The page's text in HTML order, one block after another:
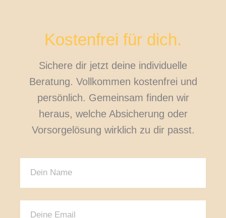
Kostenfrei für dich.
Sichere dir jetzt deine individuelle
Beratung. Vollkommen kostenfrei und
persönlich. Gemeinsam finden wir
heraus, welche Absicherung oder
Vorsorgelösung wirklich zu dir passt.